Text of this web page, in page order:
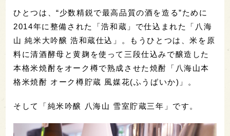
ひとつは、“少数精鋭で最高品質の酒を造る”ために
2014年に整備された「浩和蔵」で仕込まれた「八海
山 純米大吟醸 浩和蔵仕込」。もうひとつは、米を原
料に清酒酵母と黄麹を使って三段仕込みで醸造した
本格米焼酎をオーク樽で熟成させた焼酎「八海山本
格米焼酎 オーク樽貯蔵 風媒花(ふうばいか)」。
そして「純米吟醸 八海山 雪室貯蔵三年」です。